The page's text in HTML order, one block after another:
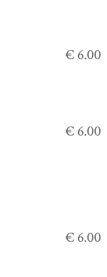
€ 6.00
€ 6.00
€ 6.00